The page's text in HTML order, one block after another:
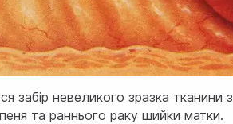
забір невеликого зразка
та раннього раку шийки матки.